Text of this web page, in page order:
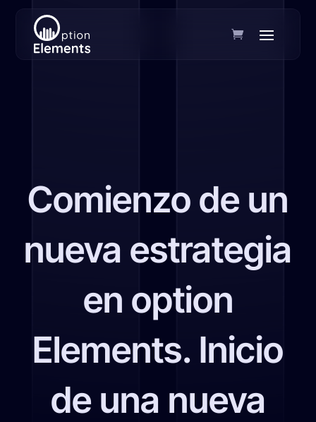
Comienzo de un
nueva estrategia
en option
Elements. Inicio
de una nueva